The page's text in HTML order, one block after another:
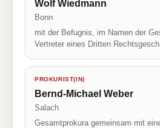
Wolf Wiedmann
Bonn
mit der Befugnis, im Namen der
Vertreter eines Dritten
PROKURIST(IN)
Bernd-Michael Weber
Salach
Gesamtprokura gemeinsam mit